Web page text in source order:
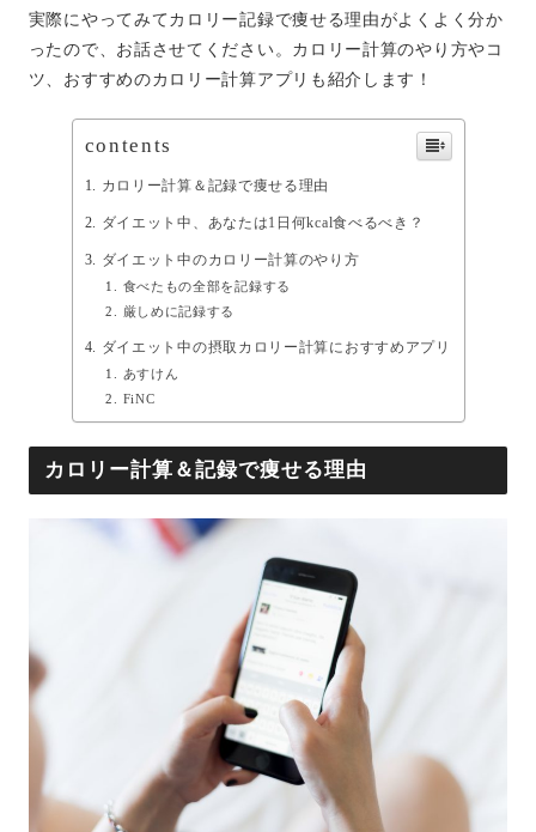
実際にやってみてカロリー記録で痩せる理由がよくよく分か
ったので、お話させてください。カロリー計算のやり方やコ
ツ、おすすめのカロリー計算アプリも紹介します！
contents
カロリー計算＆記録で痩せる理由
ダイエット中、あなたは1日何kcal食べるべき？
ダイエット中のカロリー計算のやり方
食べたもの全部を記録する
厳しめに記録する
ダイエット中の摂取カロリー計算におすすめアプリ
あすけん
FiNC
カロリー計算＆記録で痩せる理由